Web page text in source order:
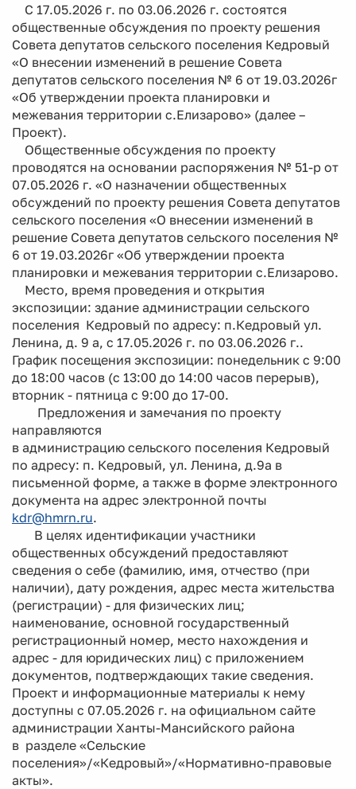
С 17.05.2026 г. по 03.06.2026 г. состоятся
общественные обсуждения по проекту решения
Совета депутатов сельского поселения Кедровый
«О внесении изменений в решение Совета
депутатов сельского поселения № 6 от 19.03.2026г
«Об утверждении проекта планировки и
межевания территории с.Елизарово» (далее –
Проект).
Общественные обсуждения по проекту
проводятся на основании распоряжения № 51-р от
07.05.2026 г. «О назначении общественных
обсуждений по проекту решения Совета депутатов
сельского поселения «О внесении изменений в
решение Совета депутатов сельского поселения №
6 от 19.03.2026г «Об утверждении проекта
планировки и межевания территории с.Елизарово.
Место, время проведения и открытия
экспозиции: здание администрации сельского
поселения Кедровый по адресу: п.Кедровый ул.
Ленина, д. 9 а, с 17.05.2026 г. по 03.06.2026 г..
График посещения экспозиции: понедельник с 9:00
до 18:00 часов (с 13:00 до 14:00 часов перерыв),
вторник - пятница с 9:00 до 17-00.
Предложения и замечания по проекту
направляются
в администрацию сельского поселения Кедровый
по адресу: п. Кедровый, ул. Ленина, д.9а в
письменной форме, а также в форме электронного
документа на адрес электронной почты
kdr@hmrn.ru.
В целях идентификации участники
общественных обсуждений предоставляют
сведения о себе (фамилию, имя, отчество (при
наличии), дату рождения, адрес места жительства
(регистрации) - для физических лиц;
наименование, основной государственный
регистрационный номер, место нахождения и
адрес - для юридических лиц) с приложением
документов, подтверждающих такие сведения.
Проект и информационные материалы к нему
доступны с 07.05.2026 г. на официальном сайте
администрации Ханты-Мансийского района
в разделе «Сельские
поселения»/«Кедровый»/«Нормативно-правовые
акты».